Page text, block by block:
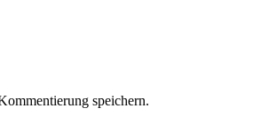
speichern.